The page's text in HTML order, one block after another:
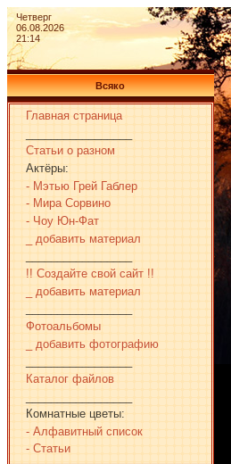
Четверг
06.08.2026
21:14
Всяко
Главная страница
Статьи о разном
Актёры:
- Мэтью Грей Габлер
- Мира Сорвино
- Чоу Юн-Фат
_ добавить материал
!! Создайте свой сайт !!
_ добавить материал
Фотоальбомы
_ добавить фотографию
Каталог файлов
Комнатные цветы:
- Алфавитный список
- Статьи